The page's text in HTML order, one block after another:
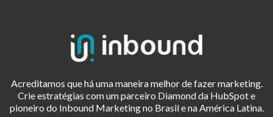
Acreditamos que há uma maneira melhor de fazer marketing.
Crie estratégias com um parceiro Diamond da HubSpot e
pioneiro do Inbound Marketing no Brasil e na América Latina.